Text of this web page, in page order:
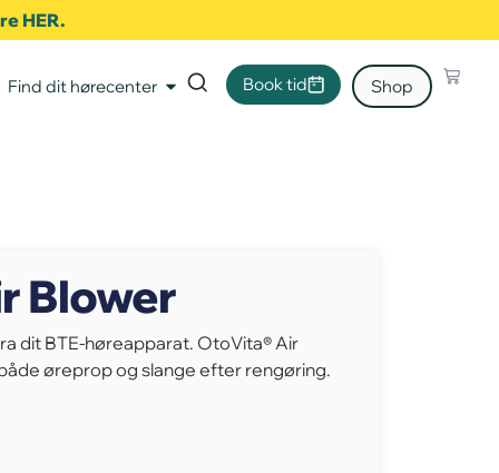
HER.
Find dit hørecenter Book tid Shop
Blower
dit BTE-høreapparat. OtoVita® Air
øreprop og slange efter rengøring.